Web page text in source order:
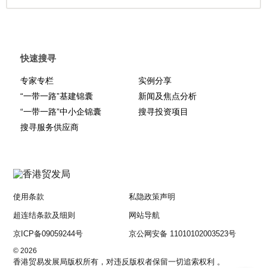
快速搜寻
专家专栏
实例分享
“一带一路”基建锦囊
新闻及焦点分析
“一带一路”中小企锦囊
搜寻投资项目
搜寻服务供应商
使用条款 私隐政策声明
超连结条款及细则 网站导航
京ICP备09059244号 京公网安备 11010102003523号
© 2026
香港贸易发展局版权所有，对违反版权者保留一切追索权利 。